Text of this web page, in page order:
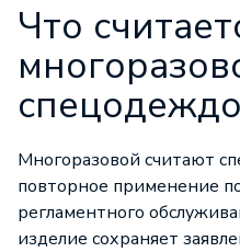
Что
Многоразовой считают
повторное применение
регламентного
изделие сохраняет